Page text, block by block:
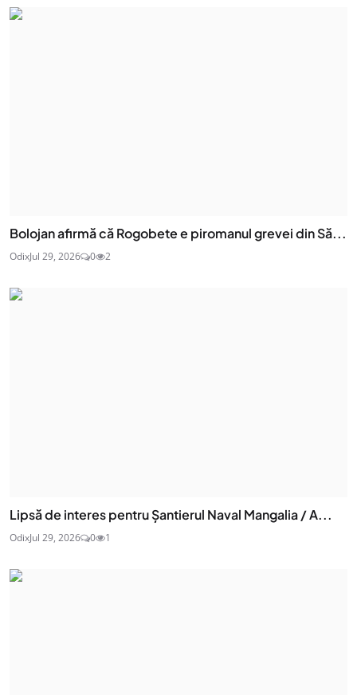
Bolojan afirmă că Rogobete e piromanul grevei din Să...
OdixJul 29, 2026 0 2
Lipsă de interes pentru Șantierul Naval Mangalia / A...
OdixJul 29, 2026 0 1